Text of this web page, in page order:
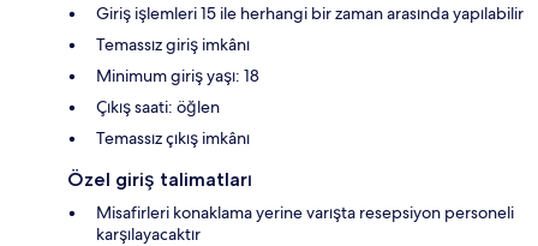
Giriş işlemleri 15 ile herhangi bir zaman arasında yapılabilir
Temassız giriş imkânı
Minimum giriş yaşı: 18
Çıkış saati: öğlen
Temassız çıkış imkânı
Özel giriş talimatları
Misafirleri konaklama yerine varışta resepsiyon personeli
karşılayacaktır